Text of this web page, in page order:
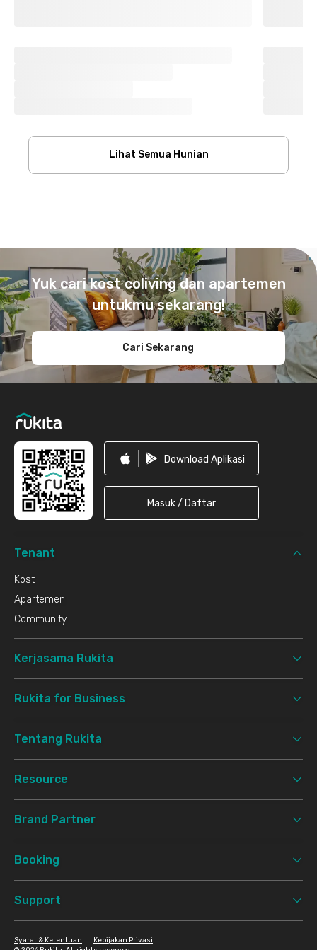
Lihat Semua Hunian
Yuk cari kost coliving dan apartemen
untukmu sekarang!
Cari Sekarang
Download Aplikasi
Masuk / Daftar
Tenant
Kost
Apartemen
Community
Kerjasama Rukita
Rukita for Business
Tentang Rukita
Resource
Brand Partner
Booking
Support
Syarat & Ketentuan Kebijakan Privasi